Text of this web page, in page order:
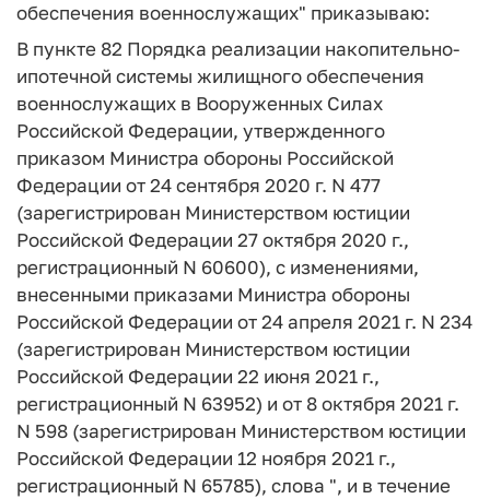
обеспечения военнослужащих" приказываю:
В пункте 82 Порядка реализации накопительно-
ипотечной системы жилищного обеспечения
военнослужащих в Вооруженных Силах
Российской Федерации, утвержденного
приказом Министра обороны Российской
Федерации от 24 сентября 2020 г. N 477
(зарегистрирован Министерством юстиции
Российской Федерации 27 октября 2020 г.,
регистрационный N 60600), с изменениями,
внесенными приказами Министра обороны
Российской Федерации от 24 апреля 2021 г. N 234
(зарегистрирован Министерством юстиции
Российской Федерации 22 июня 2021 г.,
регистрационный N 63952) и от 8 октября 2021 г.
N 598 (зарегистрирован Министерством юстиции
Российской Федерации 12 ноября 2021 г.,
регистрационный N 65785), слова ", и в течение